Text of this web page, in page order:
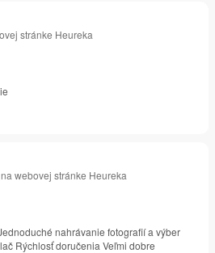
stránke Heureka
webovej stránke Heureka
nahrávanie fotografií a výber
Rýchlosť doručenia Veľmi dobre